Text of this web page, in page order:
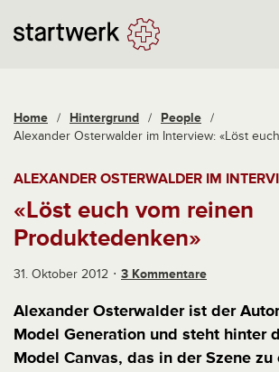
Home / Hintergrund / People /
Alexander Osterwalder im Interview: «Löst
ALEXANDER OSTERWALDER IM
«Löst euch vom reinen
Produktedenken»
31. Oktober 2012 3 Kommentare
Alexander Osterwalder ist der
Model Generation und steht hinter
Model Canvas, das in der Szene zu